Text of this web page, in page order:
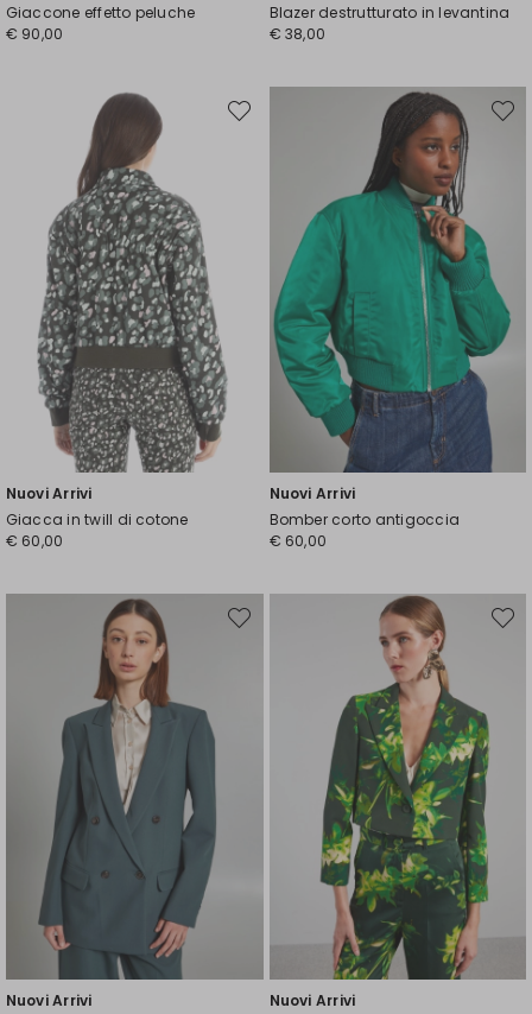
Giaccone effetto peluche
€ 90,00
Blazer destrutturato in levantina
€ 38,00
Nuovi Arrivi
Giacca in twill di cotone
€ 60,00
Sposta
Nuovi Arrivi
Bomber corto antigoccia
€ 60,00
Nuovi Arrivi
Sposta
Nuovi Arrivi